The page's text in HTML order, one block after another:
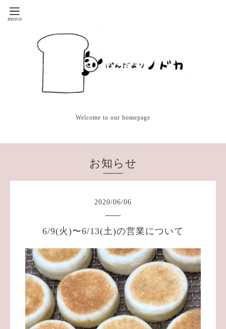
Welcome to our homepage
お知らせ
2020/06/06
6/9(火)〜6/13(土)の営業について